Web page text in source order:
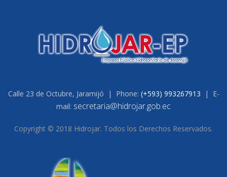
Calle 23 de Octubre, Jaramijó | Phone: (+593) 993267913 | E-
mail: secretaria@hidrojar.gob.ec
Copyright © 2018 Hidrojar. Todos los Derechos Reservados.